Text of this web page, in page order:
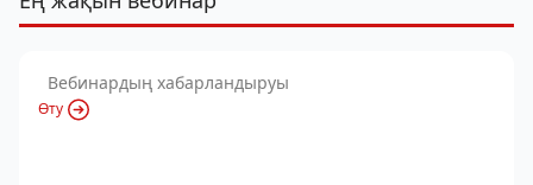
Вебинардың хабарландыруы
Өту